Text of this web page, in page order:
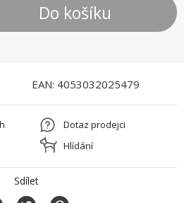
Do košíku
EAN: 4053032025479
Dotaz prodejci
Hlídání
Sdílet